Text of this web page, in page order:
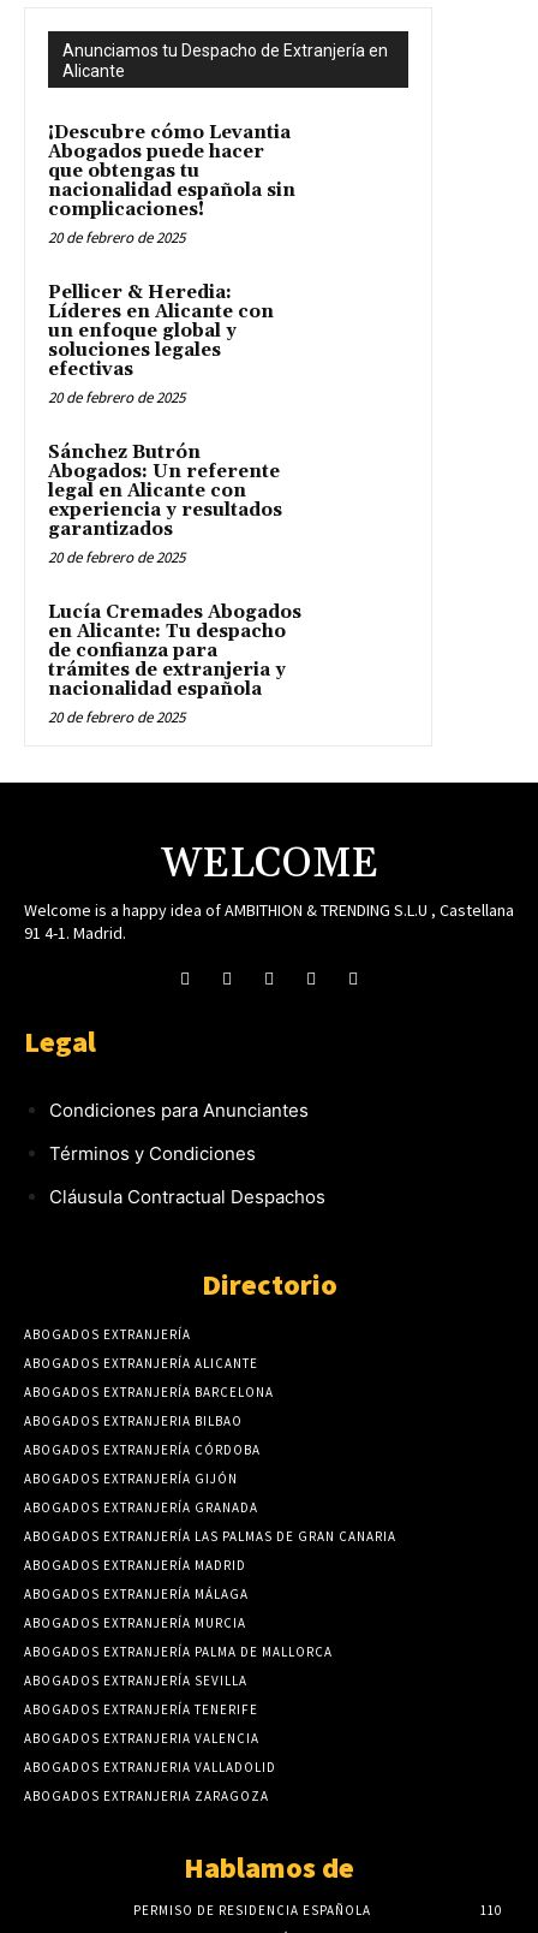
Anunciamos tu Despacho de Extranjería en
Alicante
¡Descubre cómo Levantia
Abogados puede hacer
que obtengas tu
nacionalidad española sin
complicaciones!
20 de febrero de 2025
Pellicer & Heredia:
Líderes en Alicante con
un enfoque global y
soluciones legales
efectivas
20 de febrero de 2025
Sánchez Butrón
Abogados: Un referente
legal en Alicante con
experiencia y resultados
garantizados
20 de febrero de 2025
Lucía Cremades Abogados
en Alicante: Tu despacho
de confianza para
trámites de extranjeria y
nacionalidad española
20 de febrero de 2025
WELCOME
Welcome is a happy idea of AMBITHION & TRENDING S.L.U , Castellana
91 4-1. Madrid.
Legal
Condiciones para Anunciantes
Términos y Condiciones
Cláusula Contractual Despachos
Directorio
ABOGADOS EXTRANJERÍA
ABOGADOS EXTRANJERÍA ALICANTE
ABOGADOS EXTRANJERÍA BARCELONA
ABOGADOS EXTRANJERIA BILBAO
ABOGADOS EXTRANJERÍA CÓRDOBA
ABOGADOS EXTRANJERÍA GIJÓN
ABOGADOS EXTRANJERÍA GRANADA
ABOGADOS EXTRANJERÍA LAS PALMAS DE GRAN CANARIA
ABOGADOS EXTRANJERÍA MADRID
ABOGADOS EXTRANJERÍA MÁLAGA
ABOGADOS EXTRANJERÍA MURCIA
ABOGADOS EXTRANJERÍA PALMA DE MALLORCA
ABOGADOS EXTRANJERÍA SEVILLA
ABOGADOS EXTRANJERÍA TENERIFE
ABOGADOS EXTRANJERIA VALENCIA
ABOGADOS EXTRANJERIA VALLADOLID
ABOGADOS EXTRANJERIA ZARAGOZA
Hablamos de
PERMISO DE RESIDENCIA ESPAÑOLA
110